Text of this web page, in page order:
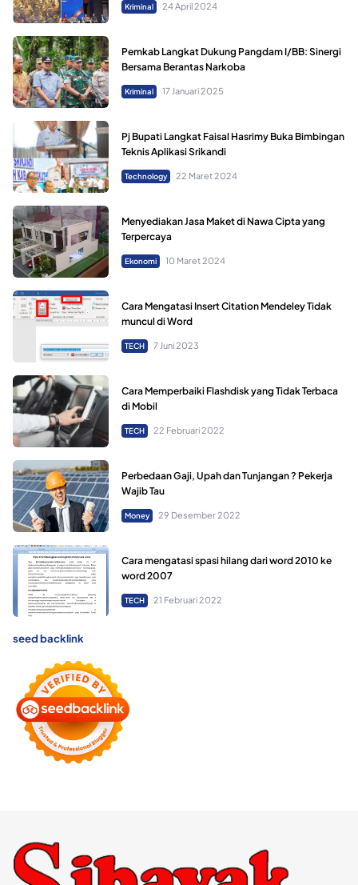
Kriminal 24 April 2024
Pemkab Langkat Dukung Pangdam I/BB: Sinergi
Bersama Berantas Narkoba
Kriminal 17 Januari 2025
Pj Bupati Langkat Faisal Hasrimy Buka Bimbingan
Teknis Aplikasi Srikandi
Technology 22 Maret 2024
Menyediakan Jasa Maket di Nawa Cipta yang
Terpercaya
Ekonomi 10 Maret 2024
Cara Mengatasi Insert Citation Mendeley Tidak
muncul di Word
TECH 7 Juni 2023
Cara Memperbaiki Flashdisk yang Tidak Terbaca
di Mobil
TECH 22 Februari 2022
Perbedaan Gaji, Upah dan Tunjangan ? Pekerja
Wajib Tau
Money 29 Desember 2022
Cara mengatasi spasi hilang dari word 2010 ke
word 2007
TECH 21 Februari 2022
seed backlink